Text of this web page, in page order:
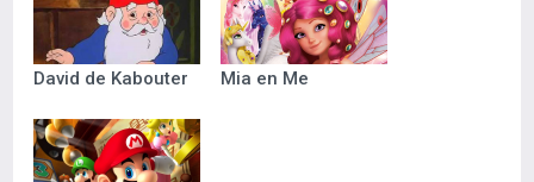
David de Kabouter Mia en Me